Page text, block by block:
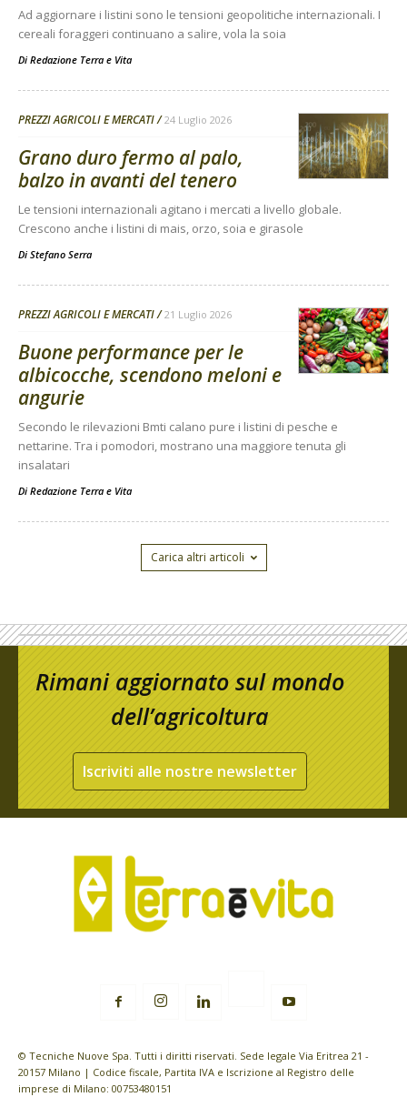
Ad aggiornare i listini sono le tensioni geopolitiche internazionali. I
cereali foraggeri continuano a salire, vola la soia
Di Redazione Terra e Vita
PREZZI AGRICOLI E MERCATI 24 Luglio 2026
Grano duro fermo al palo,
balzo in avanti del tenero
Le tensioni internazionali agitano i mercati a livello globale.
Crescono anche i listini di mais, orzo, soia e girasole
Di Stefano Serra
PREZZI AGRICOLI E MERCATI 21 Luglio 2026
Buone performance per le
albicocche, scendono meloni e
angurie
Secondo le rilevazioni Bmti calano pure i listini di pesche e
nettarine. Tra i pomodori, mostrano una maggiore tenuta gli
insalatari
Di Redazione Terra e Vita
Carica altri articoli
Rimani aggiornato sul mondo
dell’agricoltura
Iscriviti alle nostre newsletter
© Tecniche Nuove Spa. Tutti i diritti riservati. Sede legale Via Eritrea 21 -
20157 Milano | Codice fiscale, Partita IVA e Iscrizione al Registro delle
imprese di Milano: 00753480151